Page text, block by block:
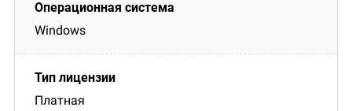
Windows
Платная